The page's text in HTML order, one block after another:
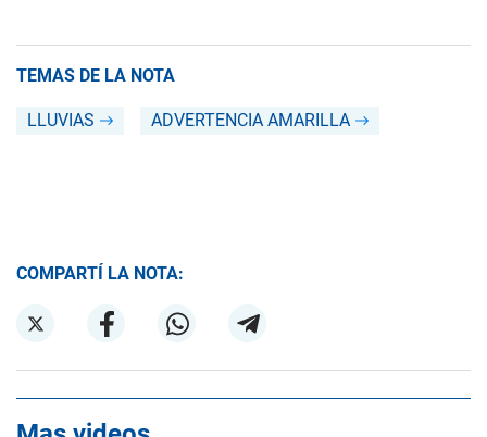
TEMAS DE LA NOTA
LLUVIAS ADVERTENCIA AMARILLA
COMPARTÍ LA NOTA: